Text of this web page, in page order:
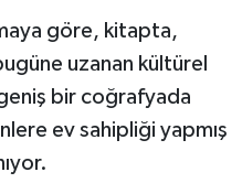
göre, kitapta,
uzanan kültürel
geniş bir coğrafyada
ev sahipliği yapmış